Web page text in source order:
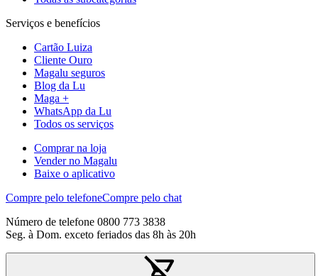
Serviços e benefícios
Cartão Luiza
Cliente Ouro
Magalu seguros
Blog da Lu
Maga +
WhatsApp da Lu
Todos os serviços
Comprar na loja
Vender no Magalu
Baixe o aplicativo
Compre pelo telefoneCompre pelo chat
Número de telefone 0800 773 3838
Seg. à Dom. exceto feriados das 8h às 20h